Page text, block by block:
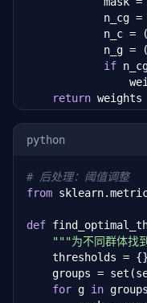
n_cg =
n_c =
n_g =
if
return weights
weights =
model.fit(X_train,
python
# 后处理：阈值调整
from
def
"""为不同群体找
    thresholds = {}
groups =
for g in